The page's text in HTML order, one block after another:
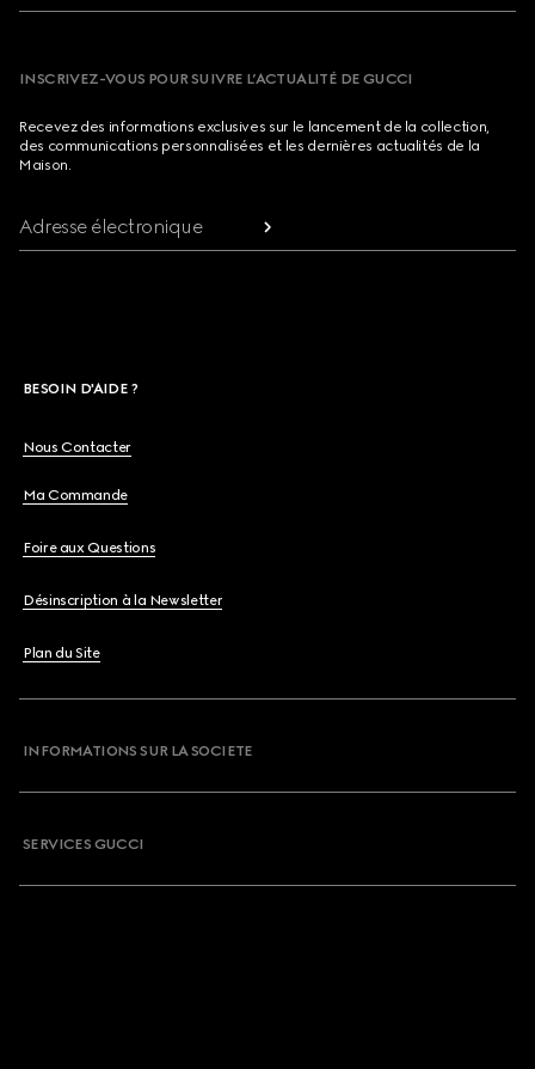
INSCRIVEZ-VOUS POUR SUIVRE L’ACTUALITÉ DE GUCCI
Recevez des informations exclusives sur le lancement de la collection,
des communications personnalisées et les dernières actualités de la
Maison.
Adresse électronique
BESOIN D'AIDE ?
Nous Contacter
Ma Commande
Foire aux Questions
Désinscription à la Newsletter
Plan du Site
INFORMATIONS SUR LA SOCIETE
SERVICES GUCCI